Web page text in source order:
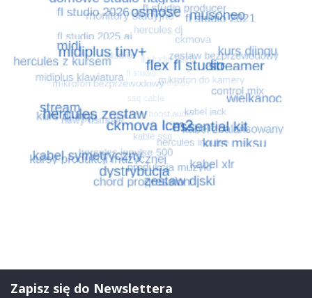
Zapisz się do Newslettera